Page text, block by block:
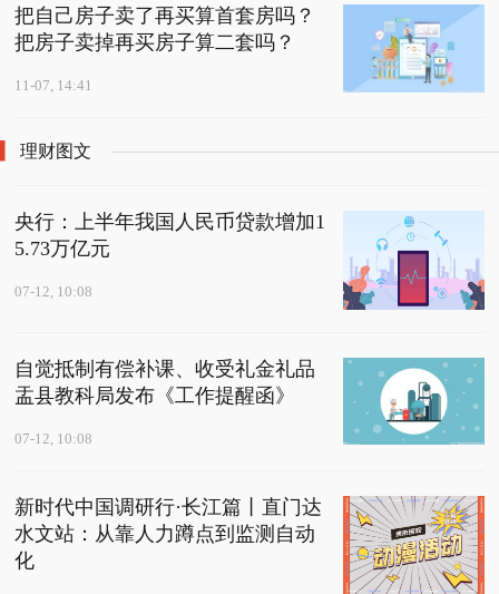
把自己房子卖了再买算首套房吗？
把房子卖掉再买房子算二套吗？
11-07, 14:41
理财图文
央行：上半年我国人民币贷款增加1
5.73万亿元
07-12, 10:08
自觉抵制有偿补课、收受礼金礼品
盂县教科局发布《工作提醒函》
07-12, 10:08
新时代中国调研行·长江篇丨直门达
水文站：从靠人力蹲点到监测自动
化